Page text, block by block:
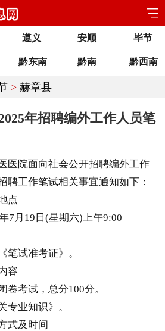
遵义 安顺 毕节
黔东南 黔南 黔西南
> 赫章县
年招聘编外工作人员笔
医院面向社会公开招聘编外工作
聘工作笔试相关事宜通知如下：
点
月19日(星期六)上午9:00—
试准考证》。
容
考试，总分100分。
业知识》。
及时间